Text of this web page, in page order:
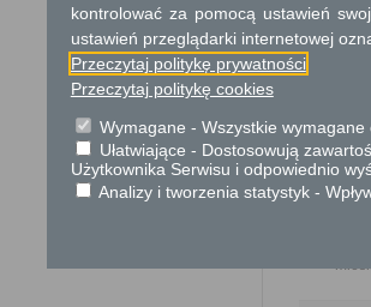
kontrolować za pomocą ustawień
ustawień przeglądarki internetowej
Przeczytaj politykę prywatności
Przeczytaj politykę cookies
Wymagane - Wszystkie
Ułatwiające - Dostosowują
Użytkownika Serwisu i odpowiednio
Analizy i tworzenia statystyk -